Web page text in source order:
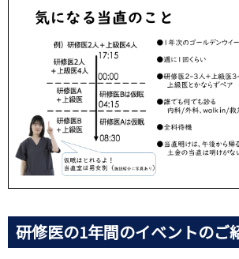
研修医の1年間のイベントのご